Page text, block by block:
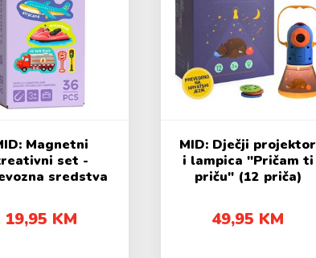
Magnetni
set -
sredstva
19,95 KM
MID: Dječji projektor
i lampica "Pričam ti
priču" (12 priča)
49,95 KM